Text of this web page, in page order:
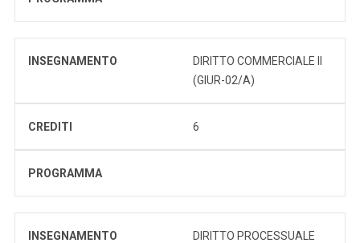
INSEGNAMENTO
DIRITTO COMMERCIALE II
(GIUR-02/A)
CREDITI 6
PROGRAMMA
INSEGNAMENTO
DIRITTO PROCESSUALE